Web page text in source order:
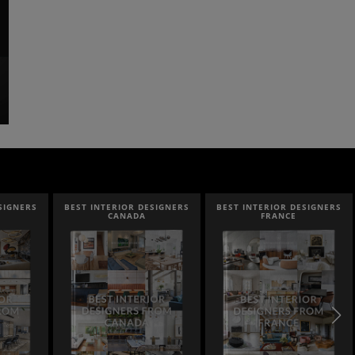
BEST INTERIOR DESIGNERS
FRANCE
BEST INTERIOR DESIGNERS
FROM UNITED KINGDOM